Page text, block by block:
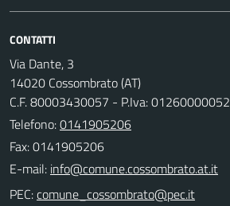
CONTATTI
Via Dante, 3
14020 Cossombrato (AT)
C.F. 80003430057 - P.Iva: 01260000052
Telefono:0141905206
Fax: 0141905206
E-mail:
PEC: